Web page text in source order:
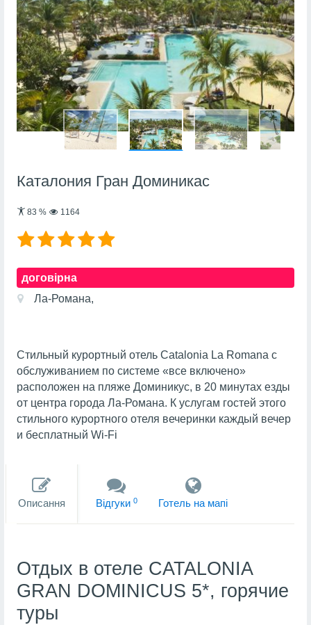
Каталония Гран Доминикас
83 % 1164
договірна
Ла-Романа,
Стильный курортный отель Catalonia La Romana с
обслуживанием по системе «все включено»
расположен на пляже Доминикус, в 20 минутах езды
от центра города Ла-Романа. К услугам гостей этого
стильного курортного отеля вечеринки каждый вечер
и бесплатный Wi-Fi
Описання Вiдгуки 0 Готель на мапi
Отдых в отеле CATALONIA
GRAN DOMINICUS 5*, горячие
туры